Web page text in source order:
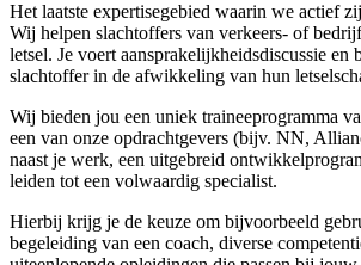
Het laatste expertisegebied waarin we actief
Wij helpen slachtoffers van verkeers- of
letsel. Je voert aansprakelijkheidsdiscussie en
slachtoffer in de afwikkeling van hun
Wij bieden jou een uniek traineeprogramma
een van onze opdrachtgevers (bijv. NN,
naast je werk, een uitgebreid
leiden tot een volwaardig specialist.
Hierbij krijg je de keuze om bijvoorbeeld
begeleiding van een coach, diverse